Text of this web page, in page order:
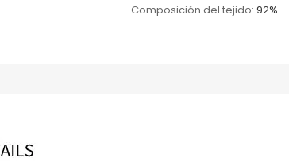
Composición del tejido: 92%